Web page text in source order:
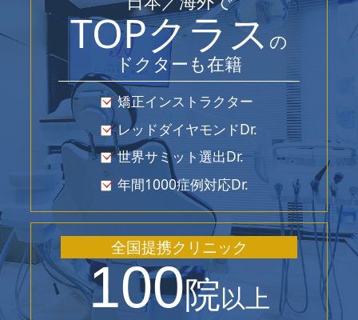
TOPクラスの
ドクターも在籍
矯正インストラクター
レッドダイヤモンドDr.
世界サミット選出Dr.
年間1000症例対応Dr.
全国提携クリニック
100院以上